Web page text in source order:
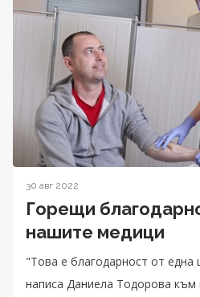
30 авг 2022
Горещи
нашите медици
"Това е благодарност от
написа Даниела Тодорова към